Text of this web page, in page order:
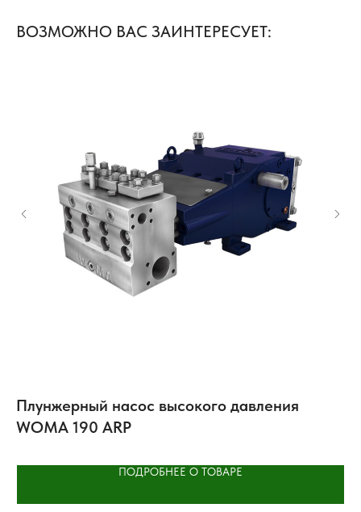
ВОЗМОЖНО ВАС ЗАИНТЕРЕСУЕТ:
Плунжерный насос высокого давления
WOMA 190 ARP
ПОДРОБНЕЕ О ТОВАРЕ